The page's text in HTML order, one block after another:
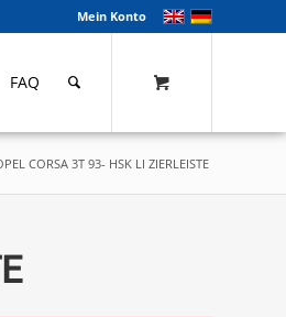
Mein Konto
FAQ
CORSA 3T 93- HSK LI ZIERLEISTE